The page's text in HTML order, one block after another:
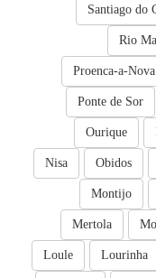
Santiago do
Rio
Proenca-a-Nova
Ponte de Sor
Ourique
Obidos
Nisa
Montijo
Mertola
Lourinha
Loule